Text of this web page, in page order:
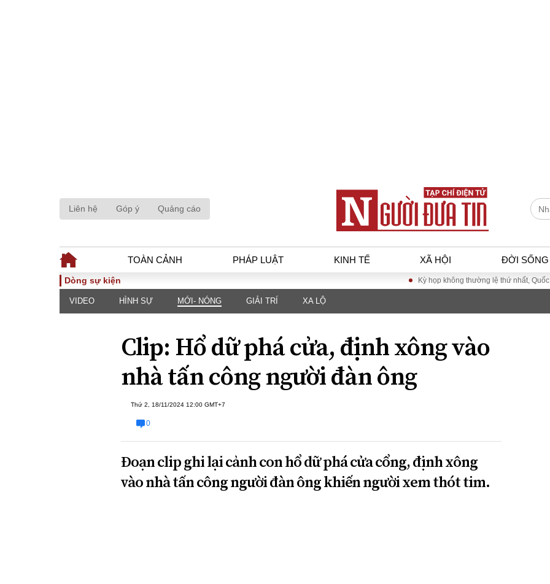
Liên hệ Góp ý Quảng cáo
TOÀN CẢNH PHÁP LUẬT KINH TẾ XÃ HỘI ĐỜI SỐNG
TOÀN CẢNH
Chính sách
Đối thoại
PHÁP LUẬT
luật
Góc nhìn luật gia
Hồ sơ điều tra
Tiếng nói công dân
Tài chính - Ngân
hàng
Kinh tế vĩ mô
Hồ sơ doanh
luận
Công nghệ
Dòng sự kiện Kỳ họp không thường lệ thứ nhất, Quốc hội
VIDEO HÌNH SỰ MỚI- NÓNG GIẢI TRÍ XA LỘ
Clip: Hổ dữ phá cửa, định xông vào
nhà tấn công người đàn ông
Thứ 2, 18/11/2024 12:00 GMT+7
0
Đoạn clip ghi lại cảnh con hổ dữ phá cửa cổng, định xông
vào nhà tấn công người đàn ông khiến người xem thót tim.